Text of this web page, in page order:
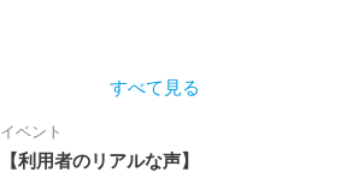
すべて見る
イベント
【利用者のリアルな声】